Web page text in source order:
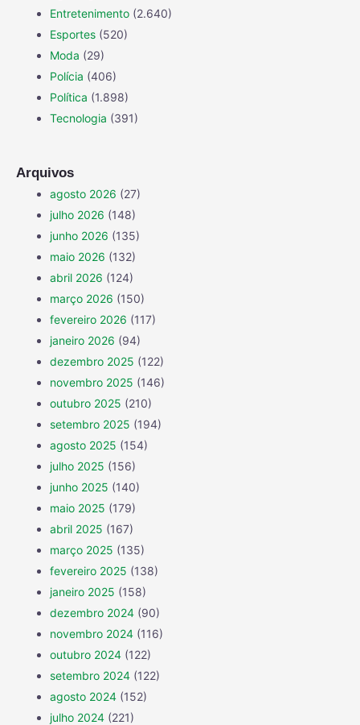
Entretenimento (2.640)
Esportes (520)
Moda (29)
Polícia (406)
Política (1.898)
Tecnologia (391)
Arquivos
agosto 2026 (27)
julho 2026 (148)
junho 2026 (135)
maio 2026 (132)
abril 2026 (124)
março 2026 (150)
fevereiro 2026 (117)
janeiro 2026 (94)
dezembro 2025 (122)
novembro 2025 (146)
outubro 2025 (210)
setembro 2025 (194)
agosto 2025 (154)
julho 2025 (156)
junho 2025 (140)
maio 2025 (179)
abril 2025 (167)
março 2025 (135)
fevereiro 2025 (138)
janeiro 2025 (158)
dezembro 2024 (90)
novembro 2024 (116)
outubro 2024 (122)
setembro 2024 (122)
agosto 2024 (152)
julho 2024 (221)